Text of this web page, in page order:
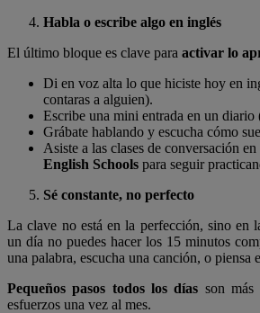
Habla o escribe algo en inglés
El último bloque es clave para activar lo
Di en voz alta lo que hiciste hoy en
contaras a alguien).
Escribe una mini entrada en un
Grábate hablando y escucha cómo
Asiste a las clases de conversación en
English Schools para seguir
Sé constante, no perfecto
La clave no está en la perfección, sino en
un día no puedes hacer los 15 minutos
una palabra, escucha una canción, o piensa
Pequeños pasos todos los días son más
esfuerzos una vez al mes.